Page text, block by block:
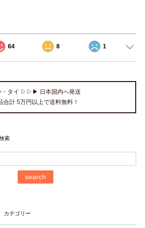
64 8 1
・タイ ▷▷▶ 日本国内へ発送
合計 5万円以上で送料無料！
索
search
カテゴリー